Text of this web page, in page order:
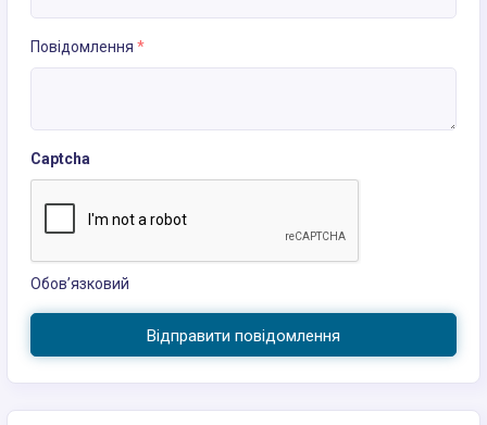
Повідомлення *
Captcha
Обов’язковий
Відправити повідомлення